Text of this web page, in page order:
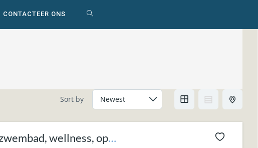
CONTACTEER ONS WEBSITE
Sort by
wellness, op